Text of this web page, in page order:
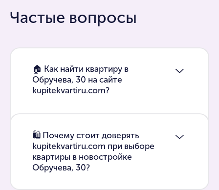
Частые вопросы
🏠 Как найти квартиру в
Обручева, 30 на сайте
kupitekvartiru.com?
🛍 Почему стоит доверять
kupitekvartiru.com при выборе
квартиры в новостройке
Обручева, 30?